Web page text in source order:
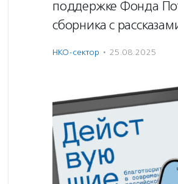
поддержке Фонда
сборника с
НКО-сектор · 25.08.2025